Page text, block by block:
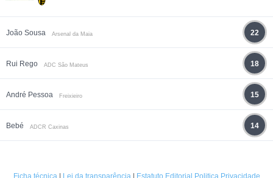
João Sousa Arsenal da Maia 22
Rui Rego ADC São Mateus 18
André Pessoa Freixieiro 15
Bebé ADCR Caxinas 14
Ficha técnica Lei da transparência Estatuto Editorial Politica Privacidade